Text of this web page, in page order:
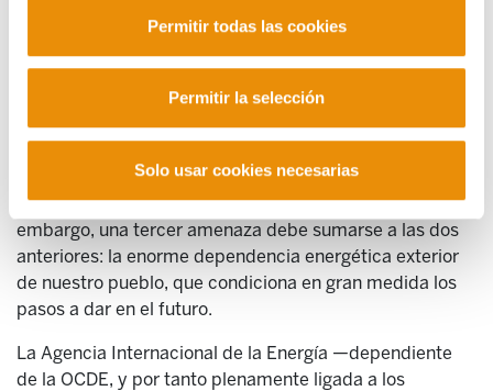
Permitir todas las cookies
Permitir la selección
Solo usar cookies necesarias
consumo energético excesivo”
Estas dos amenazas, el agotamiento de los recursos
energéticos de origen fósil y el cambio climático, son
globales y nos obligan a consumir cada año menos
habitantes del planeta, y por tanto también a los que
vivimos en Euskal Herria. En Hego Euskal Herria, sin
embargo, una tercer amenaza debe sumarse a las dos
anteriores: la enorme dependencia energética exterior
de nuestro pueblo, que condiciona en gran medida los
pasos a dar en el futuro.
La Agencia Internacional de la Energía —dependiente
de la OCDE, y por tanto plenamente ligada a los